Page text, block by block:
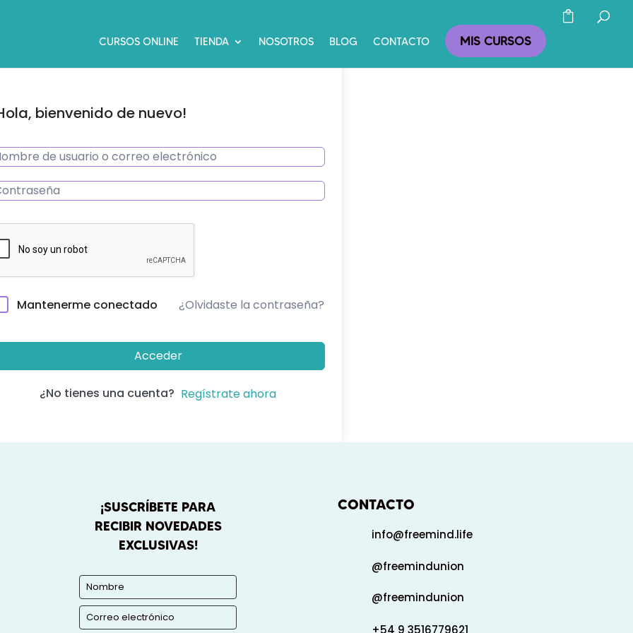
CURSOS ONLINE TIENDA NOSOTROS BLOG CONTACTO MIS CURSOS
bienvenido de nuevo!
Mantenerme conectado ¿Olvidaste la contraseña?
Acceder
¿No tienes una cuenta? Regístrate ahora
¡SUSCRÍBETE PARA
RECIBIR NOVEDADES
EXCLUSIVAS!
CONTACTO
info@freemind.life
@freemindunion
@freemindunion